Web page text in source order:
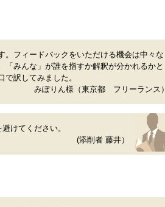
。フィードバックをいただける機会は中々な
みんな」が誰を指すか解釈が分かれるかと
訳してみました。
みぽりん様（東京都 フリーランス）
けてください。
(添削者 藤井）